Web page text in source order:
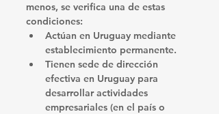
menos, se verifica una de estas
condiciones:
Actúan en Uruguay mediante
establecimiento permanente.
Tienen sede de dirección
efectiva en Uruguay para
desarrollar actividades
empresariales (en el país o